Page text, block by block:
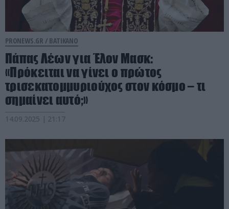
PRONEWS.GR / ΒΑΤΙΚΑΝΟ
Πάπας Λέων για Έλον Μασκ:
«Πρόκειται να γίνει ο πρώτος
τρισεκατομμυριούχος στον κόσμο – τι
σημαίνει αυτό;»
14.09.2025 | 21:17